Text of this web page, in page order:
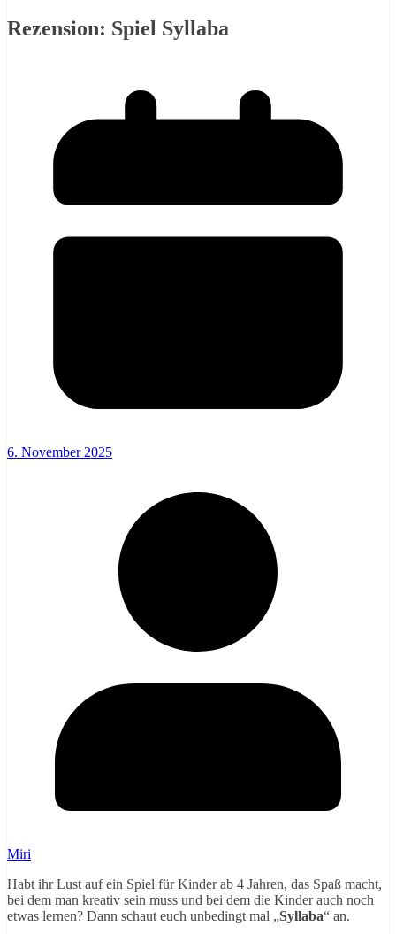
Rezension: Spiel Syllaba
6. November 2025
Miri
Habt ihr Lust auf ein Spiel für Kinder ab 4 Jahren, das Spaß macht,
bei dem man kreativ sein muss und bei dem die Kinder auch noch
etwas lernen? Dann schaut euch unbedingt mal „Syllaba“ an.